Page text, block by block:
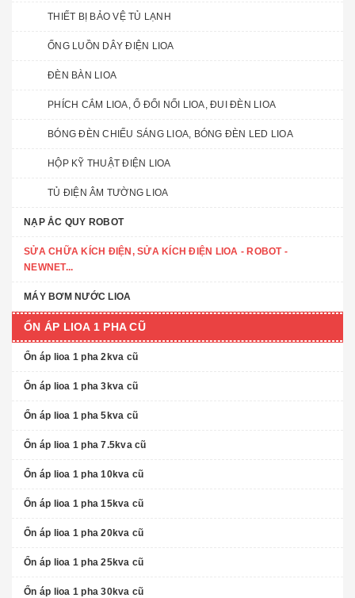
THIẾT BỊ BẢO VỆ TỦ LẠNH
ỐNG LUỒN DÂY ĐIỆN LIOA
ĐÈN BÀN LIOA
PHÍCH CẮM LIOA, Ổ ĐỔI NỐI LIOA, ĐUI ĐÈN LIOA
BÓNG ĐÈN CHIẾU SÁNG LIOA, BÓNG ĐÈN LED LIOA
HỘP KỸ THUẬT ĐIỆN LIOA
TỦ ĐIỆN ÂM TƯỜNG LIOA
NẠP ẮC QUY ROBOT
SỬA CHỮA KÍCH ĐIỆN, SỬA KÍCH ĐIỆN LIOA - ROBOT -
NEWNET...
MÁY BƠM NƯỚC LIOA
ỔN ÁP LIOA 1 PHA CŨ
Ổn áp lioa 1 pha 2kva cũ
Ổn áp lioa 1 pha 3kva cũ
Ổn áp lioa 1 pha 5kva cũ
Ổn áp lioa 1 pha 7.5kva cũ
Ổn áp lioa 1 pha 10kva cũ
Ổn áp lioa 1 pha 15kva cũ
Ổn áp lioa 1 pha 20kva cũ
Ổn áp lioa 1 pha 25kva cũ
Ổn áp lioa 1 pha 30kva cũ